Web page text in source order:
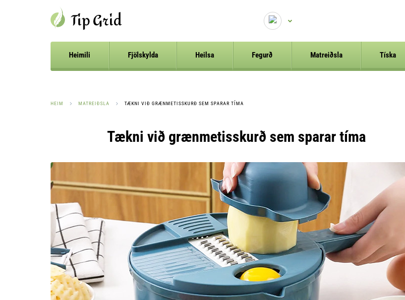
Heimili Fjölskylda Heilsa Fegurð Matreiðsla Tíska
HEIM MATREIÐSLA TÆKNI VIÐ GRÆNMETISSKURÐ SEM SPARAR TÍMA
Tækni við grænmetisskurð sem sparar tíma